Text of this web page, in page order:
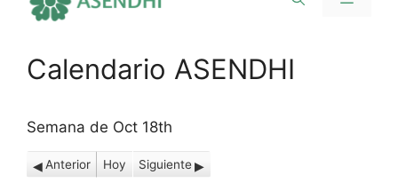
Calendario ASENDHI
Semana de Oct 18th
Anterior Hoy Siguiente